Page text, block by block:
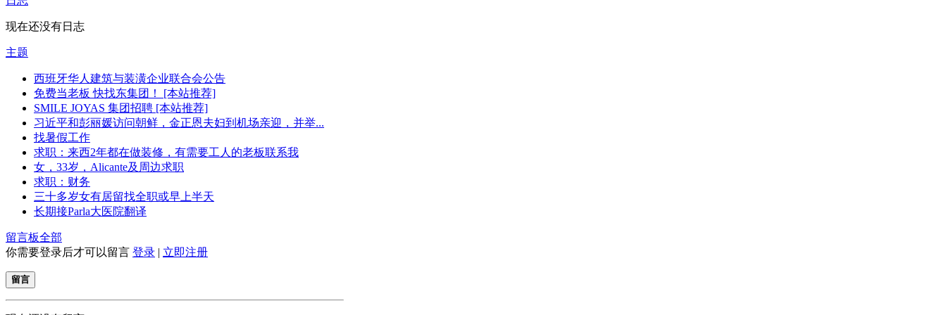
现在还没有日志
主题
西班牙华人建筑与装潢企业联合会公告
免费当老板 快找东集团！ [本站推荐]
SMILE JOYAS 集团招聘 [本站推荐]
习近平和彭丽媛访问朝鲜，金正恩夫妇到机场亲迎，并举...
找暑假工作
求职：来西2年都在做装修，有需要工人的老板联系我
女，33岁，Alicante及周边求职
求职：财务
三十多岁女有居留找全职或早上半天
长期接Parla大医院翻译
留言板全部
你需要登录后才可以留言 登录 | 立即注册
留言